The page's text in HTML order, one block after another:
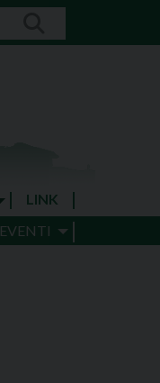
LINK
EVENTI